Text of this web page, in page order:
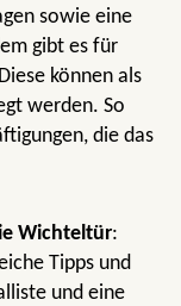
sowie eine
gibt es für
können als
werden. So
die das
Wichteltür:
Tipps und
und eine